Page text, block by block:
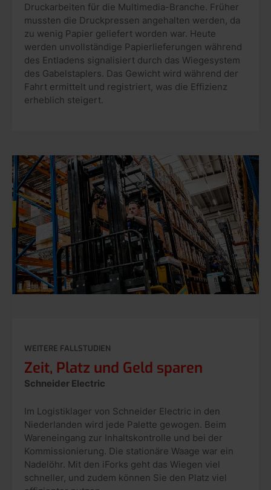
Druckarbeiten für die Multimedia-Branche. Früher
mussten die Druckpressen angehalten werden, da
zu wenig Papier geliefert worden war. Heute
werden unvollständige Papierlieferungen während
des Entladens signalisiert durch das Wiegesystem
des Gabelstaplers. Das Gewicht wird während der
Fahrt ermittelt und registriert, was die Effizienz
erheblich steigert.
WEITERE FALLSTUDIEN
Zeit, Platz und Geld sparen
Schneider Electric
Im Logistiklager von Schneider Electric in den
Niederlanden wird jede Palette gewogen. Beim
Wareneingang zur Inhaltskontrolle und bei der
Kommissionierung. Die stationäre Waage war ein
Nadelöhr. Mit den iForks geht das Wiegen viel
schneller, und zudem können Sie den Platz viel